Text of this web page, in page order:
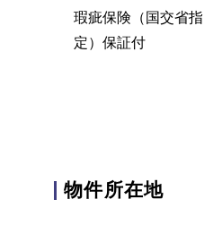
瑕疵保険（国交省指
定）保証付
物件所在地